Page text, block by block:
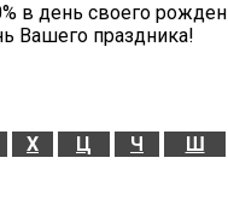
в день своего
Вашего праздника!
Х Ц Ч Ш